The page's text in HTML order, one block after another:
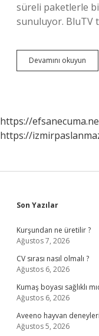
süreli paketlerle
sunuluyor. BluTV
Devamını okuyun
Kaç
https://
https://
Sidebar
Son Yazılar
Kurşundan ne üretilir ?
Ağustos 7, 2026
CV sırası nasıl olmalı ?
Ağustos 6, 2026
Kumaş boyası sağlıklı
Ağustos 6, 2026
Aveeno hayvan
Ağustos 5, 2026